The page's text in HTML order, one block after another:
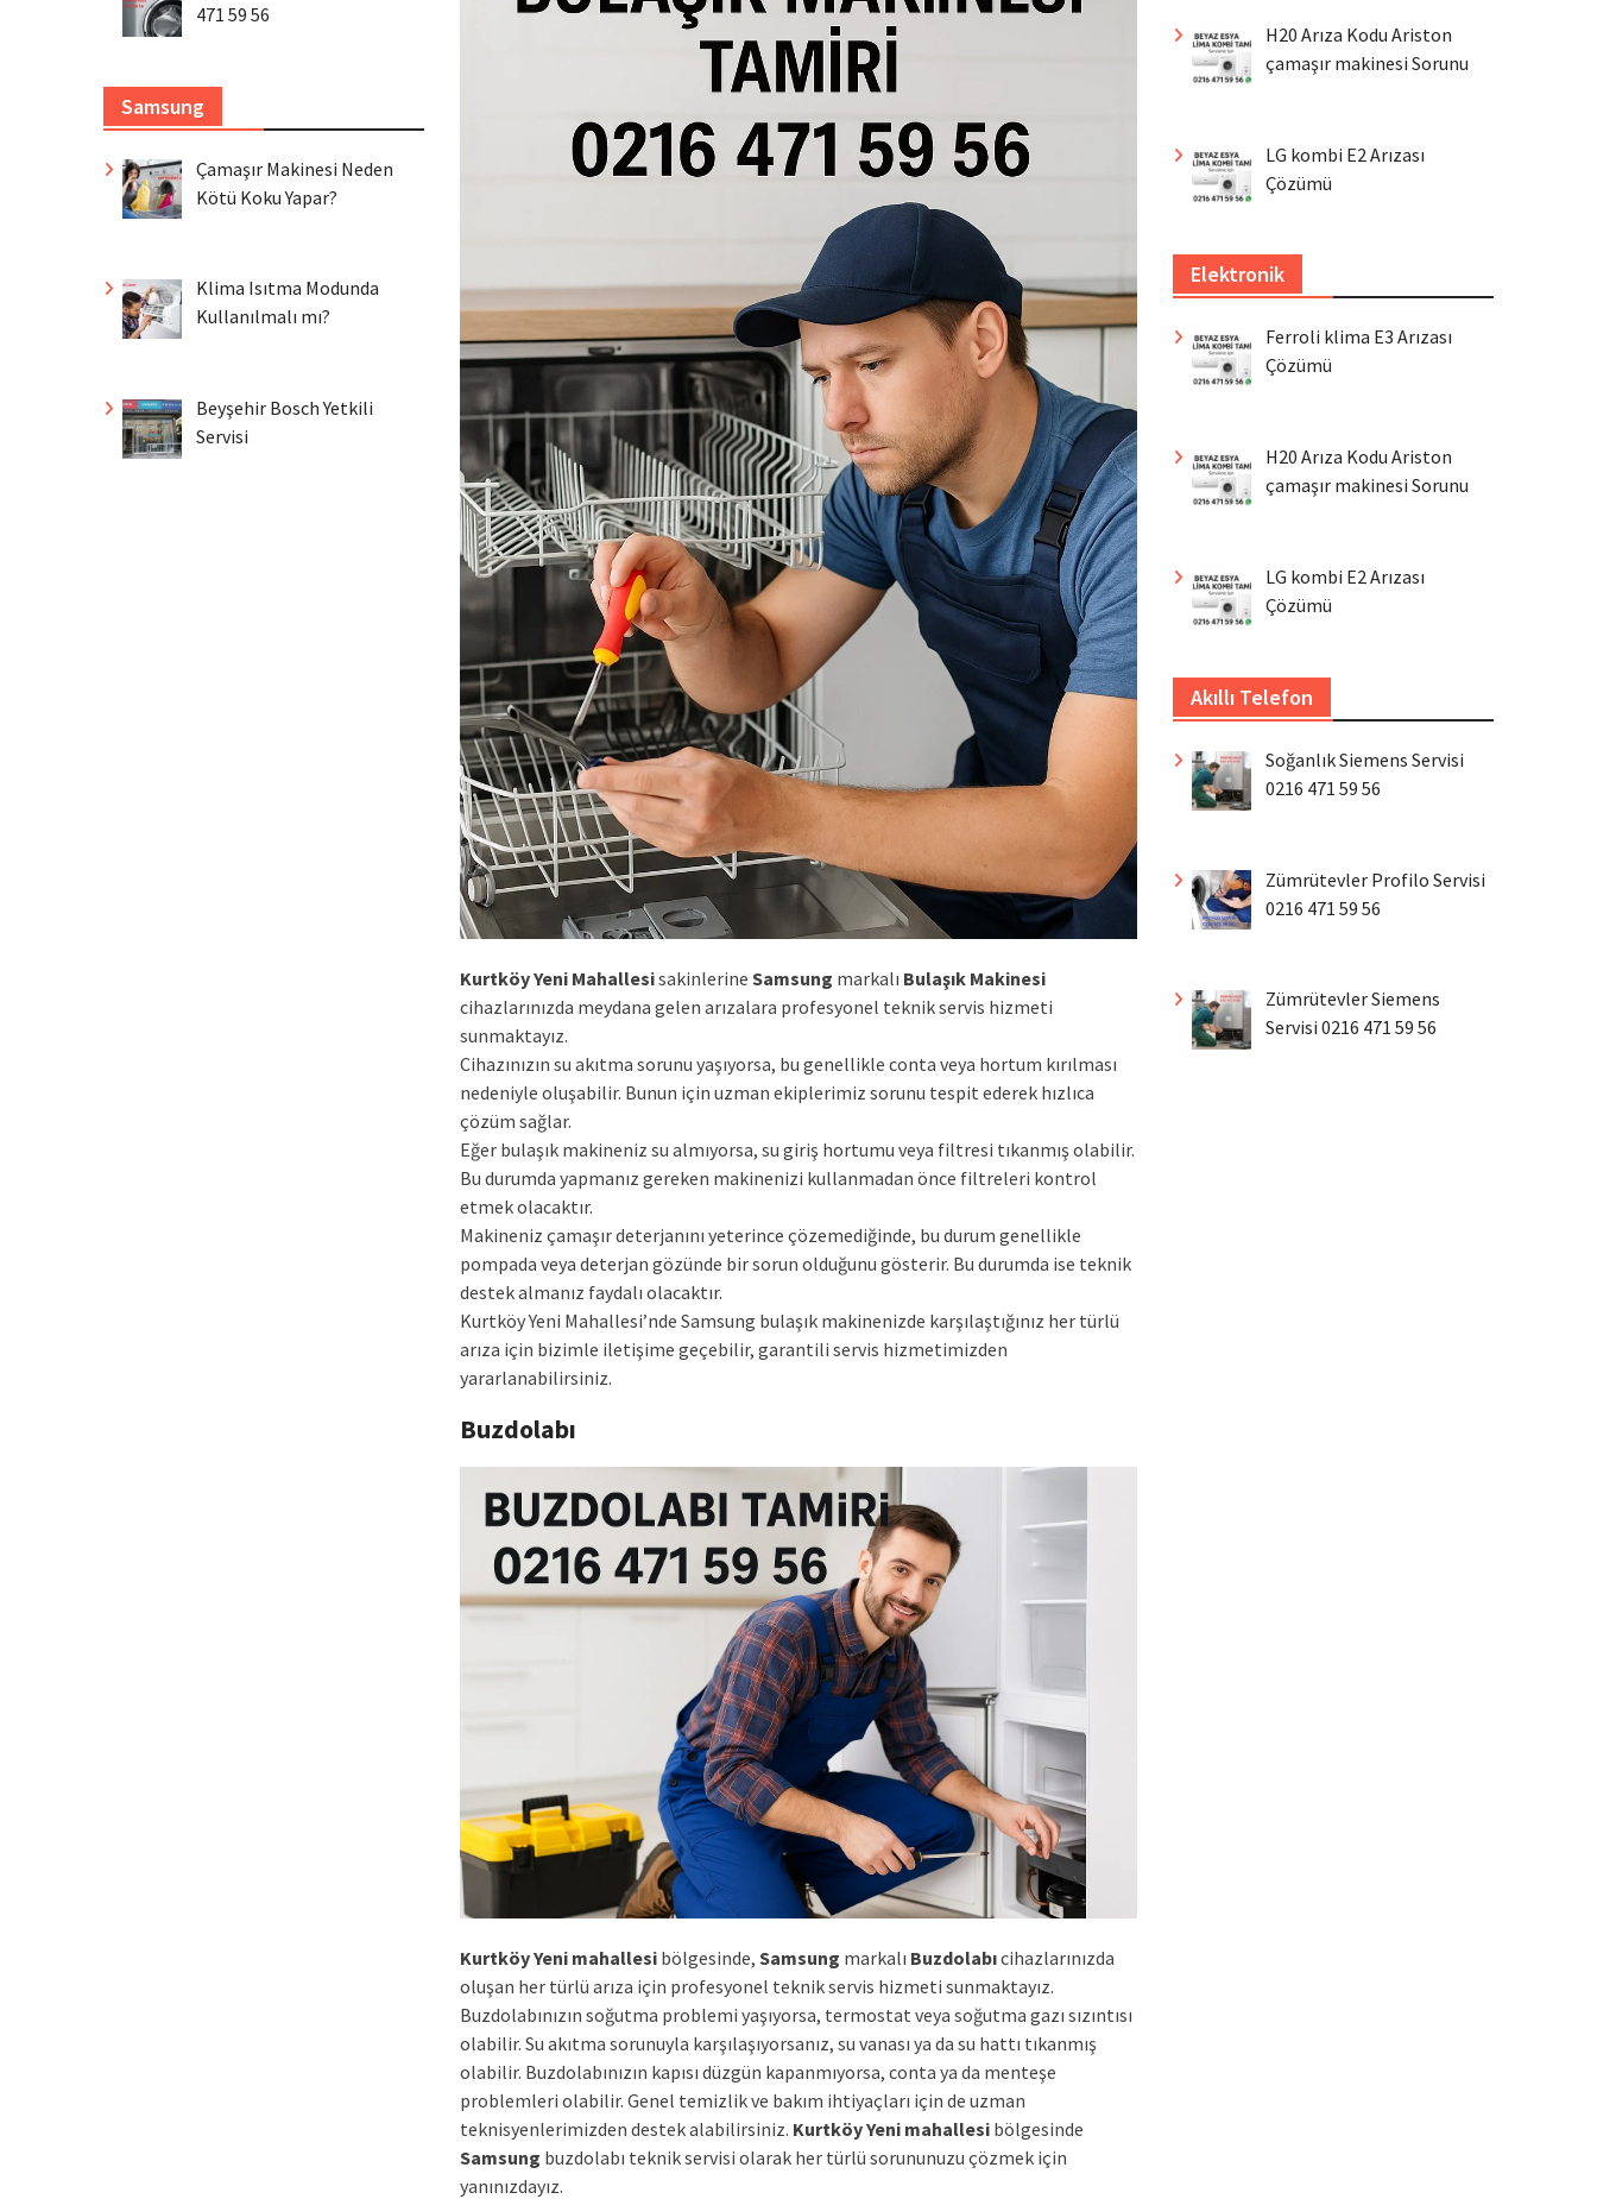
Kurtköy Yeni Mahallesisakinlerine Samsung markalı Bulaşık Makinesi
cihazlarınızda meydana gelen arızalara profesyonel teknik servis hizmeti
sunmaktayız.
Cihazınızın su akıtma sorunu yaşıyorsa, bu genellikle conta veya hortum kırılması
nedeniyle oluşabilir. Bunun için uzman ekiplerimiz sorunu tespit ederek hızlıca
çözüm sağlar.
Eğer bulaşık makineniz su almıyorsa, su giriş hortumu veya filtresi tıkanmış olabilir.
Bu durumda yapmanız gereken makinenizi kullanmadan önce filtreleri kontrol
etmek olacaktır.
Makineniz çamaşır deterjanını yeterince çözemediğinde, bu durum genellikle
pompada veya deterjan gözünde bir sorun olduğunu gösterir. Bu durumda ise teknik
destek almanız faydalı olacaktır.
Kurtköy Yeni Mahallesi’nde Samsung bulaşık makinenizde karşılaştığınız her türlü
arıza için bizimle iletişime geçebilir, garantili servis hizmetimizden
yararlanabilirsiniz.
Buzdolabı
Kurtköy Yeni mahallesi bölgesinde, Samsung markalı Buzdolabıcihazlarınızda
oluşan her türlü arıza için profesyonel teknik servis hizmeti sunmaktayız.
Buzdolabınızın soğutma problemi yaşıyorsa, termostat veya soğutma gazı sızıntısı
olabilir. Su akıtma sorunuyla karşılaşıyorsanız, su vanası ya da su hattı tıkanmış
olabilir. Buzdolabınızın kapısı düzgün kapanmıyorsa, conta ya da menteşe
problemleri olabilir. Genel temizlik ve bakım ihtiyaçları için de uzman
teknisyenlerimizden destek alabilirsiniz. Kurtköy Yeni mahallesi bölgesinde
Samsung buzdolabı teknik servisi olarak her türlü sorununuzu çözmek için
yanınızdayız.
H20 Arıza Kodu Ariston
çamaşır makinesi Sorunu
LG kombi E2 Arızası
Çözümü
Elektronik
Ferroli klima E3 Arızası
Çözümü
H20 Arıza Kodu Ariston
çamaşır makinesi Sorunu
LG kombi E2 Arızası
Çözümü
Akıllı Telefon
Soğanlık Siemens Servisi
0216 471 59 56
Zümrütevler Profilo Servisi
0216 471 59 56
Zümrütevler Siemens
Servisi 0216 471 59 56
471 59 56
Samsung
Çamaşır Makinesi Neden
Kötü Koku Yapar?
Klima Isıtma Modunda
Kullanılmalı mı?
Beyşehir Bosch Yetkili
Servisi